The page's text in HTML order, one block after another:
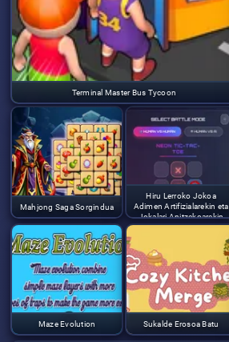
Terminal Master Bus Tycoon
Mahjong Saga Sorgindua
Hiru Lerroko Jokoa
Adimen Artifizialarekin eta
Jokalari Anitzekoarekin
Maze Evolution Sukalde Erosoa Batu